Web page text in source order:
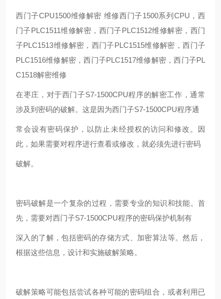
西门子CPU1500维修解密 维修西门子1500系列CPU，西
门子PLC1511维修解密，西门子PLC1512维修解密，西门
子PLC1513维修解密，西门子PLC1515维修解密，西门子
PLC1516维修解密，西门子PLC1517维修解密，西门子PL
C1518解密维修
在枣庄，对于西门子S7-1500CPU程序的解密工作，通常
涉及到密码的破解。这是因为西门子S7-1500CPU程序通
常会设有密码保护，以防止未经授权的访问和修改。因
此，如果需要对程序进行查看或修改，就必须先进行密码
破解。
密码破解是一个复杂的过程，需要专业的知识和技能。首
先，需要对西门子S7-1500CPU程序的密码保护机制有
深入的了解，包括密码的存储方式、加密算法等。然后，
根据这些信息，设计和实施破解策略。
破解策略可能包括尝试各种可能的密码组合，或者利用已